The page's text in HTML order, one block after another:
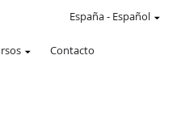
Contacto
España- Español